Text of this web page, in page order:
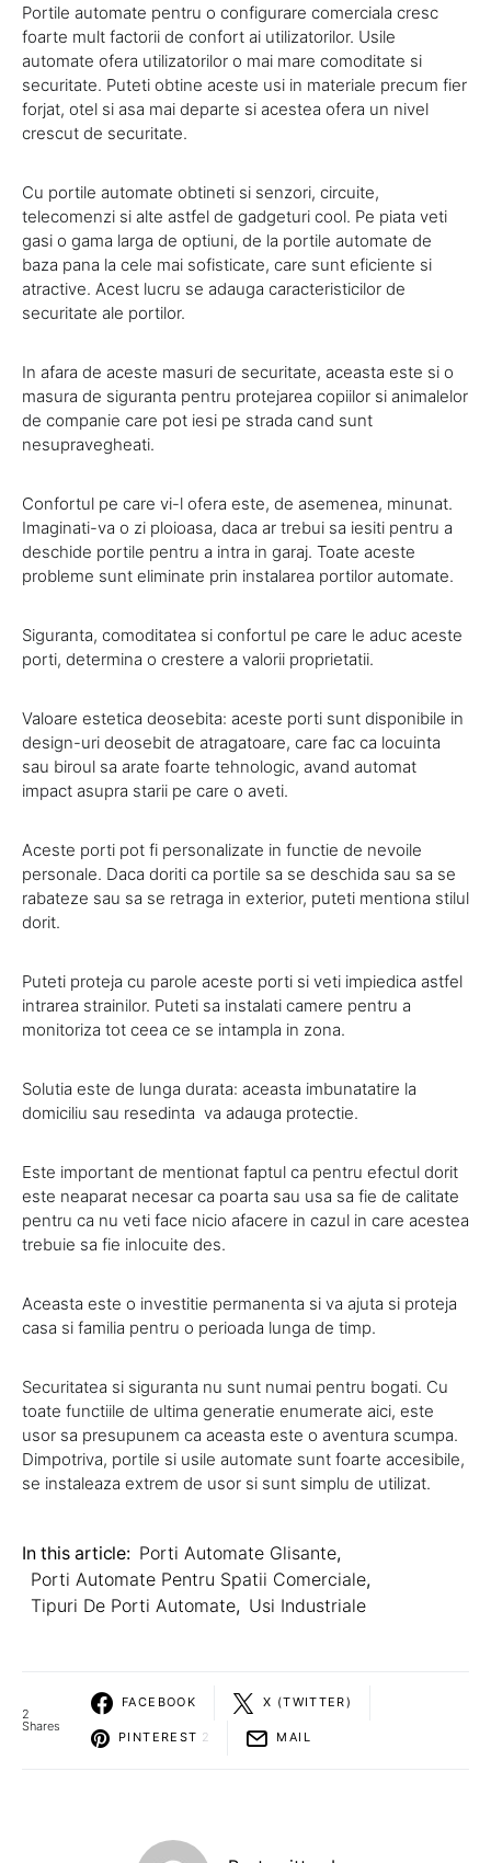
Portile automate pentru o configurare comerciala cresc
foarte mult factorii de confort ai utilizatorilor. Usile
automate ofera utilizatorilor o mai mare comoditate si
securitate. Puteti obtine aceste usi in materiale precum fier
forjat, otel si asa mai departe si acestea ofera un nivel
crescut de securitate.
Cu portile automate obtineti si senzori, circuite,
telecomenzi si alte astfel de gadgeturi cool. Pe piata veti
gasi o gama larga de optiuni, de la portile automate de
baza pana la cele mai sofisticate, care sunt eficiente si
atractive. Acest lucru se adauga caracteristicilor de
securitate ale portilor.
In afara de aceste masuri de securitate, aceasta este si o
masura de siguranta pentru protejarea copiilor si animalelor
de companie care pot iesi pe strada cand sunt
nesupravegheati.
Confortul pe care vi-l ofera este, de asemenea, minunat.
Imaginati-va o zi ploioasa, daca ar trebui sa iesiti pentru a
deschide portile pentru a intra in garaj. Toate aceste
probleme sunt eliminate prin instalarea portilor automate.
Siguranta, comoditatea si confortul pe care le aduc aceste
porti, determina o crestere a valorii proprietatii.
Valoare estetica deosebita: aceste porti sunt disponibile in
design-uri deosebit de atragatoare, care fac ca locuinta
sau biroul sa arate foarte tehnologic, avand automat
impact asupra starii pe care o aveti.
Aceste porti pot fi personalizate in functie de nevoile
personale. Daca doriti ca portile sa se deschida sau sa se
rabateze sau sa se retraga in exterior, puteti mentiona stilul
dorit.
Puteti proteja cu parole aceste porti si veti impiedica astfel
intrarea strainilor. Puteti sa instalati camere pentru a
monitoriza tot ceea ce se intampla in zona.
Solutia este de lunga durata: aceasta imbunatatire la
domiciliu sau resedinta va adauga protectie.
Este important de mentionat faptul ca pentru efectul dorit
este neaparat necesar ca poarta sau usa sa fie de calitate
pentru ca nu veti face nicio afacere in cazul in care acestea
trebuie sa fie inlocuite des.
Aceasta este o investitie permanenta si va ajuta si proteja
casa si familia pentru o perioada lunga de timp.
Securitatea si siguranta nu sunt numai pentru bogati. Cu
toate functiile de ultima generatie enumerate aici, este
usor sa presupunem ca aceasta este o aventura scumpa.
Dimpotriva, portile si usile automate sunt foarte accesibile,
se instaleaza extrem de usor si sunt simplu de utilizat.
In this article: Porti Automate Glisante,
Porti Automate Pentru Spatii Comerciale,
Tipuri De Porti Automate, Usi Industriale
2
Shares
FACEBOOK X (TWITTER)
PINTEREST 2 MAIL